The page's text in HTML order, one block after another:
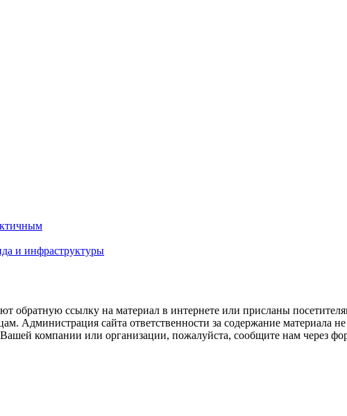
и инфраструктуры
ссылку на материал в интернете или присланы
Администрация сайта ответственности за содержание материала
компании или организации, пожалуйста, сообщите нам через